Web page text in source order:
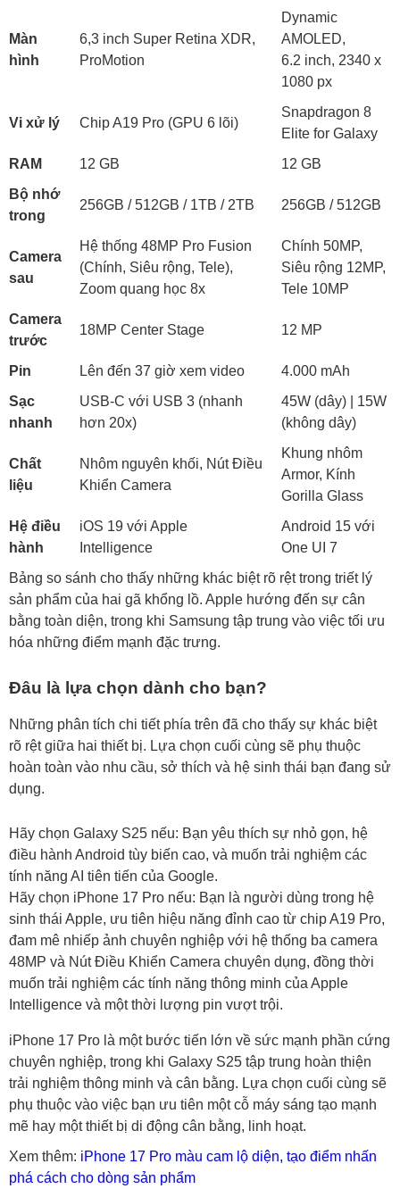
Màn
hình
6,3 inch Super Retina XDR,
ProMotion
Dynamic
AMOLED,
6.2 inch, 2340 x
1080 px
Vi xử lý Chip A19 Pro (GPU 6 lõi)
Snapdragon 8
Elite for Galaxy
RAM
12 GB
12 GB
Bộ nhớ
trong
256GB / 512GB / 1TB / 2TB 256GB / 512GB
Camera
sau
Hệ thống 48MP Pro Fusion
(Chính, Siêu rộng, Tele),
Zoom quang học 8x
Chính 50MP,
Siêu rộng 12MP,
Tele 10MP
Camera
trước
18MP Center Stage 12 MP
Pin Lên đến 37 giờ xem video
4.000 mAh
Sạc
nhanh
USB-C với USB 3 (nhanh
hơn 20x)
45W (dây) | 15W
(không dây)
Chất
liệu
Nhôm nguyên khối, Nút Điều
Khiển Camera
Khung nhôm
Armor, Kính
Gorilla Glass
Hệ điều
hành
iOS 19 với Apple
Intelligence
Android 15 với
One UI 7
Bảng so sánh cho thấy những khác biệt rõ rệt trong triết lý
sản phẩm của hai gã khổng lồ. Apple hướng đến sự cân
bằng toàn diện, trong khi Samsung tập trung vào việc tối ưu
hóa những điểm mạnh đặc trưng.
Đâu là lựa chọn dành cho bạn?
Những phân tích chi tiết phía trên đã cho thấy sự khác biệt
rõ rệt giữa hai thiết bị. Lựa chọn cuối cùng sẽ phụ thuộc
hoàn toàn vào nhu cầu, sở thích và hệ sinh thái bạn đang sử
dụng.
Hãy chọn Galaxy S25 nếu: Bạn yêu thích sự nhỏ gọn, hệ
điều hành Android tùy biến cao, và muốn trải nghiệm các
tính năng AI tiên tiến của Google.
Hãy chọn iPhone 17 Pro nếu: Bạn là người dùng trong hệ
sinh thái Apple, ưu tiên hiệu năng đỉnh cao từ chip A19 Pro,
đam mê nhiếp ảnh chuyên nghiệp với hệ thống ba camera
48MP và Nút Điều Khiển Camera chuyên dụng, đồng thời
muốn trải nghiệm các tính năng thông minh của Apple
Intelligence và một thời lượng pin vượt trội.
iPhone 17 Pro là một bước tiến lớn về sức mạnh phần cứng
chuyên nghiệp, trong khi Galaxy S25 tập trung hoàn thiện
trải nghiệm thông minh và cân bằng. Lựa chọn cuối cùng sẽ
phụ thuộc vào việc bạn ưu tiên một cỗ máy sáng tạo mạnh
mẽ hay một thiết bị di động cân bằng, linh hoạt.
Xem thêm: iPhone 17 Pro màu cam lộ diện, tạo điểm nhấn
phá cách cho dòng sản phẩm